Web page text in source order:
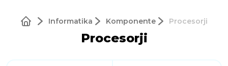
Informatika Komponente Procesorji
Procesorji